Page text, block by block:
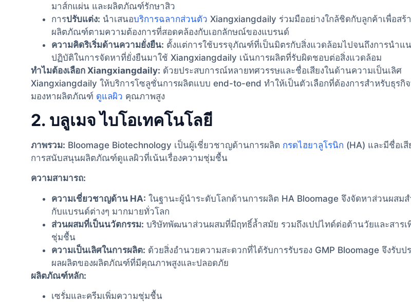
มาส์กแผ่น และผลิตภัณฑ์รักษาสิว
การปรับแต่ง: นําเสนอบริการฉลากส่วนตัว Xiangxiangdaily ร่วมมืออย่างใกล้ชิดกับลูกค้าเพื่อสร้
ผลิตภัณฑ์ตามความต้องการที่สอดคล้องกับเอกลักษณ์ของแบรนด์
ความคิดริเริ่มด้านความยั่งยืน: ตั้งแต่การใช้บรรจุภัณฑ์ที่เป็นมิตรกับสิ่งแวดล้อมไปจนถึงการนําแ
ปฏิบัติในการจัดหาที่ยั่งยืนมาใช้ Xiangxiangdaily เน้นการผลิตที่รับผิดชอบต่อสิ่งแวดล้อม
ทําไมต้องเลือก Xiangxiangdaily: ด้วยประสบการณ์หลายทศวรรษและชื่อเสียงในด้านความเป็นเลิศ
Xiangxiangdaily ให้บริการโซลูชั่นการผลิตแบบ end-to-end ทําให้เป็นตัวเลือกที่ต้องการสําหรับธุรกิ
มองหาผลิตภัณฑ์ ดูแลผิว คุณภาพสูง
2. บลูเมจ ไบโอเทคโนโลยี
ภาพรวม: Bloomage Biotechnology เป็นผู้เชี่ยวชาญด้านการผลิต กรดไฮยาลูโรนิก (HA) และมีชื่อเ
การสนับสนุนผลิตภัณฑ์ดูแลผิวที่เน้นเรื่องความชุ่มชื้น
ความสามารถ:
ความเชี่ยวชาญด้าน HA: ในฐานะผู้นำระดับโลกด้านการผลิต HA Bloomage จึงจัดหาส่วนผสม
กับแบรนด์ต่างๆ มากมายทั่วโลก
ส่วนผสมที่เป็นนวัตกรรม: บริษัทพัฒนาส่วนผสมที่มีฤทธิ์ล้ำสมัย รวมถึงเปปไทด์ต่อต้านวัยและสารเ
ชุ่มชื้น
ความเป็นเลิศในการผลิต: ด้วยสิ่งอำนวยความสะดวกที่ได้รับการรับรอง GMP Bloomage จึงรับป
ผลผลิตของผลิตภัณฑ์ที่มีคุณภาพสูงและปลอดภัย
ผลิตภัณฑ์หลัก:
เซรั่มและครีมเพิ่มความชุ่มชื้น